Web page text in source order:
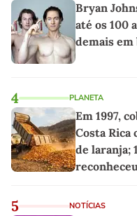
Bryan
até os 100
demais em
4 PLANETA
Em 1997,
Costa Rica
de laranja;
5 NOTÍCIAS